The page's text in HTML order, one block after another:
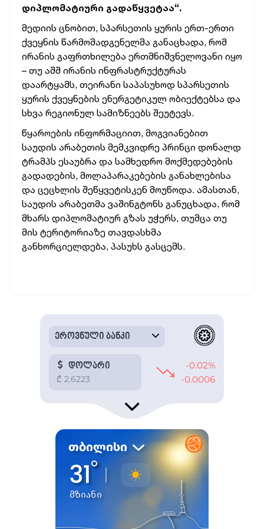
დიპლომატიური გადაწყვეტაა“.
მედიის ცნობით, სპარსეთის ყურის ერთ-ერთი
ქვეყნის წარმომადგენელმა განაცხადა, რომ
ირანის გაფრთხილება ერთმნიშვნელოვანი იყო
– თუ აშშ ირანის ინფრასტრუქტურას
დაარტყამს, თეირანი საპასუხოდ სპარსეთის
ყურის ქვეყნების ენერგეტიკულ ობიექტებსა და
სხვა რეგიონულ სამიზნეებს შეუტევს.
წყაროების ინფორმაციით, მოგვიანებით
საუდის არაბეთის მემკვიდრე პრინცი დონალდ
ტრამპს ესაუბრა და სამხედრო მოქმედებების
გადადების, მოლაპარაკებების განახლებისა
და ცეცხლის შეწყვეტისკენ მოუწოდა. ამასთან,
საუდის არაბეთმა ვაშინგტონს განუცხადა, რომ
მხარს დიპლომატიურ გზას უჭერს, თუმცა თუ
მის ტერიტორიაზე თავდასხმა
განხორციელდება, პასუხს გასცემს.